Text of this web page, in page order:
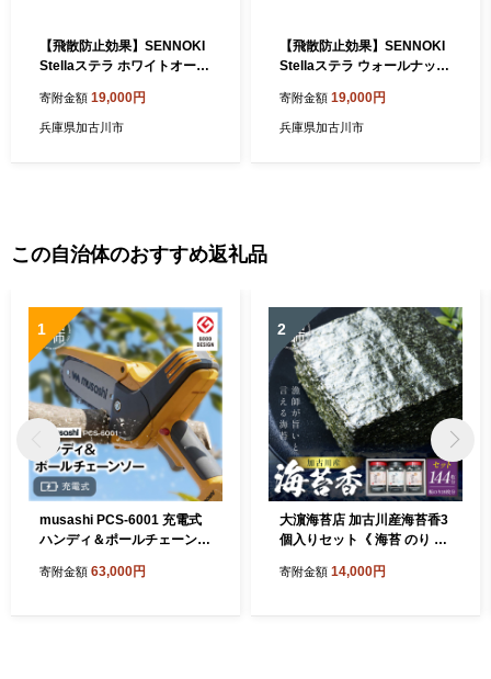
【飛散防止効果】SENNOKI
Stellaステラ ホワイトオーク
g)木枠正方形デザインインテ
リアミラー【2401M05003】
寄附金額 19,000円
兵庫県加古川市
【飛散防止効果】SENNOKI
Stellaステラ ウォールナット
g)木枠正方形デザインインテ
リアミラー【2401M05002】
寄附金額 19,000円
兵庫県加古川市
この自治体のおすすめ返礼品
1
musashi PCS-6001 充電式
ハンディ＆ポールチェーンソ
型 充電式チェーンソー 剪定
寄附金額 63,000円
2
大濵海苔店 加古川産海苔香3
個入りセット《 海苔 のり セ
せ 》【2601D06501】
寄附金額 14,000円